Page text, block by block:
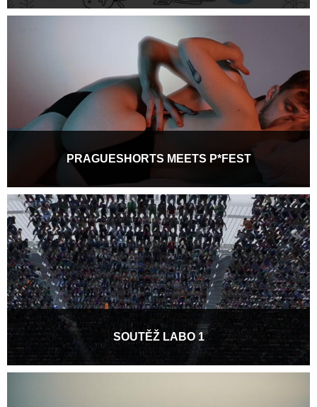
Kapybara se přátelí s kuřátkem, muchomůrka peče dorty, nůžky
PRAGUESHORTS MEETS P*FEST
Pornografie nemusí být jen o rychlém sebeuspokojení. Může být
hravá, inkluzivní, rozpačitá i překvapivě...
Více informací
SOUTĚŽ LABO 1
Soutěžní program zaměřený na inovace, kreativitu a experiment